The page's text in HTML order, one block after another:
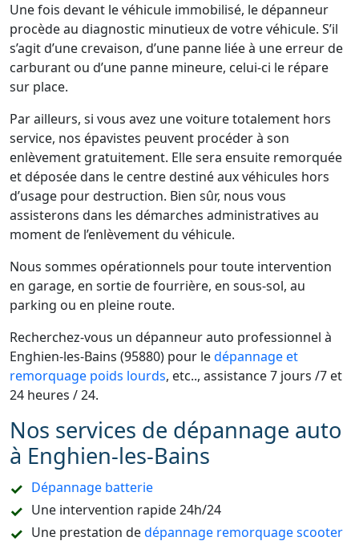
Une fois devant le véhicule immobilisé, le dépanneur
procède au diagnostic minutieux de votre véhicule. S’il
s’agit d’une crevaison, d’une panne liée à une erreur de
carburant ou d’une panne mineure, celui-ci le répare
sur place.
Par ailleurs, si vous avez une voiture totalement hors
service, nos épavistes peuvent procéder à son
enlèvement gratuitement. Elle sera ensuite remorquée
et déposée dans le centre destiné aux véhicules hors
d’usage pour destruction. Bien sûr, nous vous
assisterons dans les démarches administratives au
moment de l’enlèvement du véhicule.
Nous sommes opérationnels pour toute intervention
en garage, en sortie de fourrière, en sous-sol, au
parking ou en pleine route.
Recherchez-vous un dépanneur auto professionnel à
Enghien-les-Bains (95880) pour ledépannage et
remorquage poids lourds, etc.., assistance 7 jours /7 et
24 heures / 24.
Nos services de dépannage auto
à Enghien-les-Bains
Dépannage batterie
Une intervention rapide 24h/24
Une prestation dedépannage remorquage scooter